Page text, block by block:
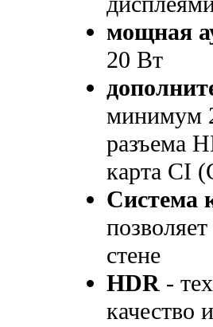
мощная
20 Вт
минимум
разъема
карта CI
Система
стене
HDR -
качество